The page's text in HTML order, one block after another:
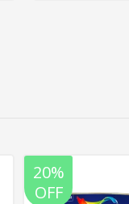
20%
OFF